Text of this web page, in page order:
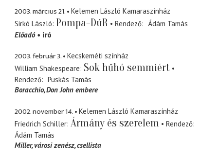
2003. március 21.
Kelemen László Kamaraszínház
Sirkó László Pompa-DúR Rendező
Ádám Tamás
Előadó
író
2003. február 3.
Kecskeméti színház
William Shakespeare Sok hűhó semmiért
Rendező
Puskás Tamás
Boracchio Don John embere
2002. november 14.
Kelemen László Kamaraszínház
Friedrich Schiller Ármány és szerelem
Rendező
Ádám Tamás
Miller városi zenész, csellista